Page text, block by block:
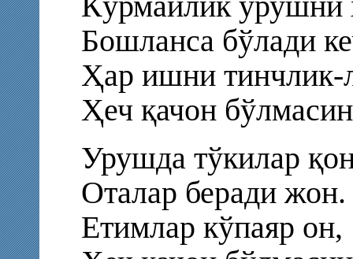
Бошланса бўлади
Ҳар ишни тинчлик-
Ҳеч қачон
Урушда тўкилар
Оталар беради жон.
Етимлар кўпаяр он,